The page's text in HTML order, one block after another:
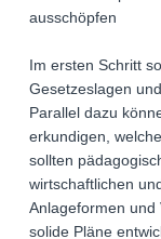
ausschöpfen
Im ersten Schritt
Gesetzeslagen
Parallel dazu
erkundigen,
sollten
wirtschaftlichen
Anlageformen und
solide Pläne